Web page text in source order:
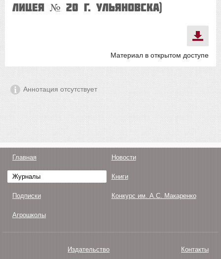
лицея № 20 г. Ульяновска)
Материал в открытом доступе
Аннотация отсутствует
Главная Новости
Журналы Книги
Подписки Конкурс им. А.С. Макаренко
Агрошколы
Издательство Контакты